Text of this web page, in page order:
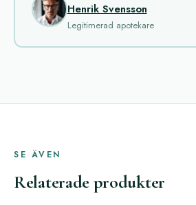
Henrik Svensson
Legitimerad apotekare
SE ÄVEN
Relaterade produkter